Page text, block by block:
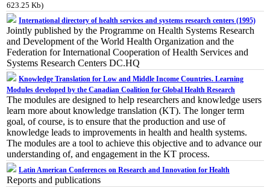
623.25 Kb)
International directory of health services and systems research centers (1995)
Jointly published by the Programme on Health Systems Research
and Development of the World Health Organization and the
Federation for International Cooperation of Health Services and
Systems Research Centers DC.HQ
Knowledge Translation for Low and Middle Income Countries. Learning
Modules developed by the Canadian Coalition for Global Health Research
The modules are designed to help researchers and knowledge users
learn more about knowledge translation (KT). The longer term
goal, of course, is to ensure that the production and use of
knowledge leads to improvements in health and health systems.
The modules are a tool to achieve this objective and to advance our
understanding of, and engagement in the KT process.
Latin American Conferences on Research and Innovation for Health
Reports and publications